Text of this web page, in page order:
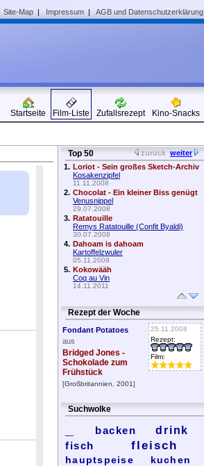
Site-Map | Impressum | AGB und Datenschutzerklärung
Startseite Film-Liste Zufallsrezept Kino-Snacks
zurück weiter
Top 50
1. Loriot - Sein großes Sketch-Archiv
Kosakenzipfel
11.11.2008
2. Chocolat - Ein kleiner Biss genügt
Venusnippel
29.07.2008
3. Ratatouille
Remys Ratatouille (Confit Byaldi)
30.07.2008
4. Dahoam is dahoam
Kartoffelzwuler
05.11.2009
5. Kokowääh
Coq au Vin
14.11.2011
Rezept der Woche
25.11.2008
Rezept:
Film:
Fondant Potatoes
aus
Bridged Jones -
Schokolade zum
Frühstück
[Großbritannien, 2001]
Suchwolke
backen
drink
fisch
fleisch
hauptspeise kuchen